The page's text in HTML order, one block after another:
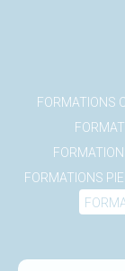
FORMATIONS
FORMATIONS